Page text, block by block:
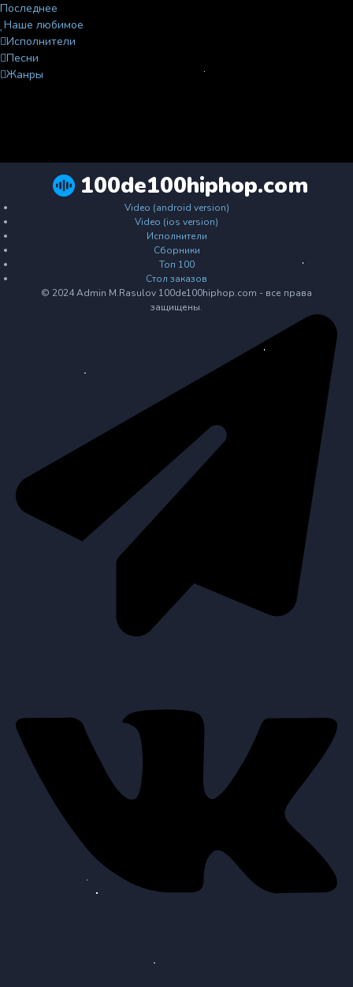
Последнее
Наше любимое
Исполнители
Песни
Жанры
100de100hiphop.com
Video (android version)
Video (ios version)
Исполнители
Сборники
Топ 100
Стол заказов
© 2024 Admin M.Rasulov 100de100hiphop.com - все права
защищены.